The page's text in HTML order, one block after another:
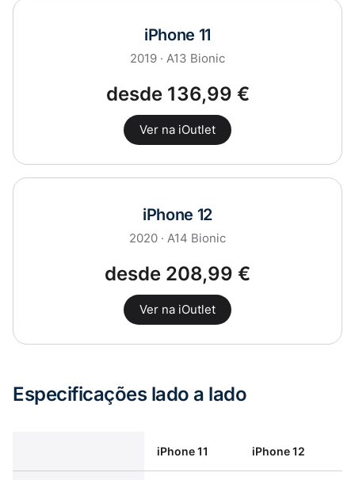
iPhone 11
2019 · A13 Bionic
desde 136,99 €
Ver na iOutlet
iPhone 12
2020 · A14 Bionic
desde 208,99 €
Ver na iOutlet
Especificações lado a lado
iPhone 11 iPhone 12